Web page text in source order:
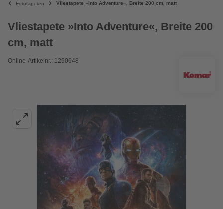
Fototapeten Vliestapete »Into Adventure«, Breite 200 cm, matt
Vliestapete »Into Adventure«, Breite 200
cm, matt
Online-Artikelnr.: 1290648